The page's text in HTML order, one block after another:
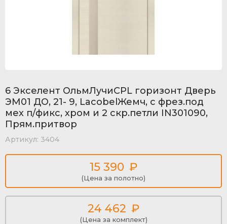
6 Экселент ОльмЛучиCPL горизонт Дверь
ЭМ01 ДО, 21- 9, LacobelЖемч, с фрез.под
мех п/фикс, хром и 2 скр.петли IN301090,
Прям.притвор
Артикул: 3404
15 390 ₽
(Цена за полотно)
24 462 ₽
(Цена за комплект)